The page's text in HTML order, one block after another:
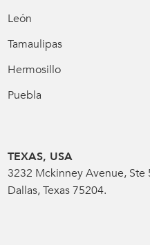
León
Tamaulipas
Hermosillo
Puebla
TEXAS, USA
3232 Mckinney Avenue, Ste
Dallas, Texas 75204.